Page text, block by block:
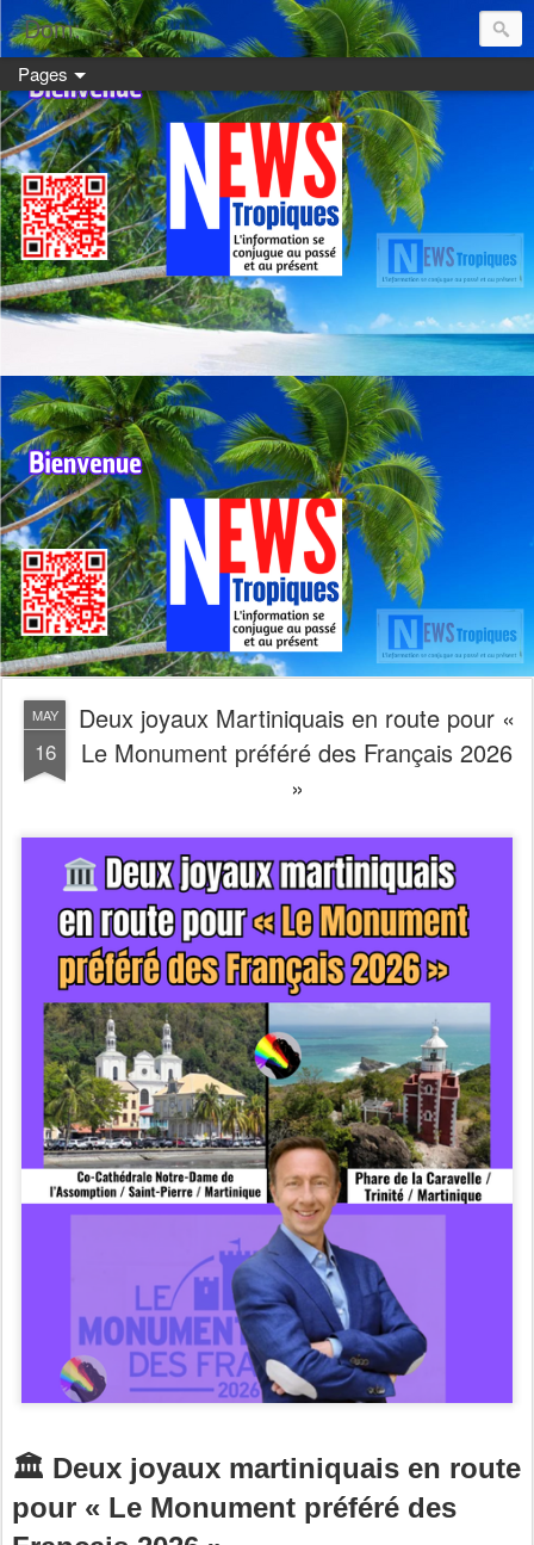
Dom:
Pages
MAY
16
Deux joyaux Martiniquais en route pour «
Le Monument préféré des Français 2026
»
🏛️ Deux joyaux martiniquais en route
pour « Le Monument préféré des